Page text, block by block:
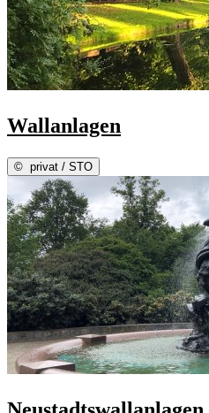
Wallanlagen
© privat / STO